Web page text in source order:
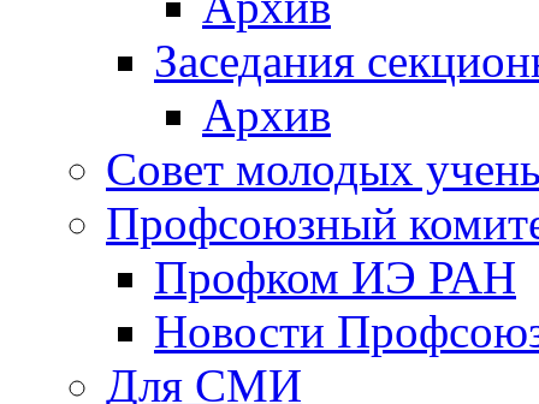
Заседания
Архив
Совет молодых
Профсоюзный
Профком ИЭ РАН
Новости
Для СМИ